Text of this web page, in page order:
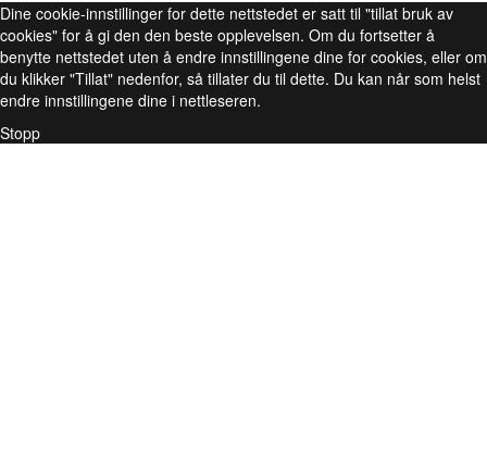
Dine cookie-innstillinger for dette nettstedet er satt til "tillat bruk av
cookies" for å gi den den beste opplevelsen. Om du fortsetter å
benytte nettstedet uten å endre innstillingene dine for cookies, eller om
du klikker "Tillat" nedenfor, så tillater du til dette. Du kan når som helst
endre innstillingene dine i nettleseren.
Stopp